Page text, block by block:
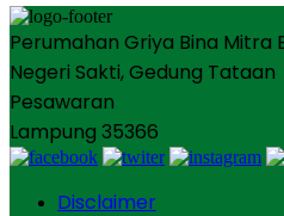
Perumahan Griya Bina Mitra
Negeri Sakti, Gedung Tataan
Pesawaran
Lampung 35366
Disclaimer